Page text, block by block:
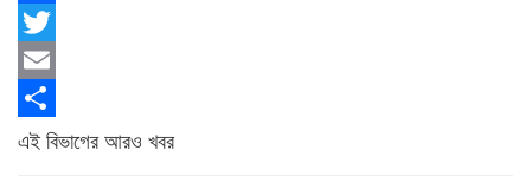
Facebook
Twitter
Email
Share
এই বিভাগের আরও খবর